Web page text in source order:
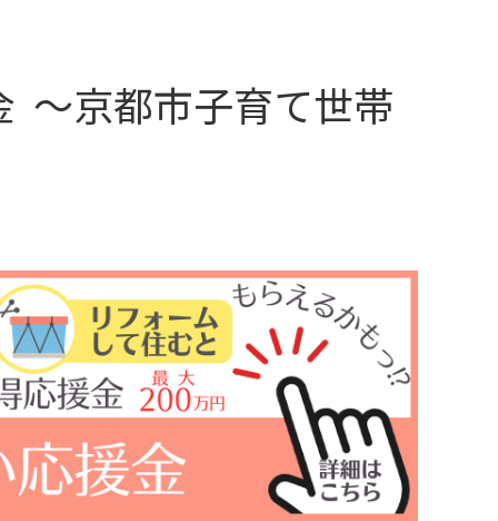
～京都市子育て世帯